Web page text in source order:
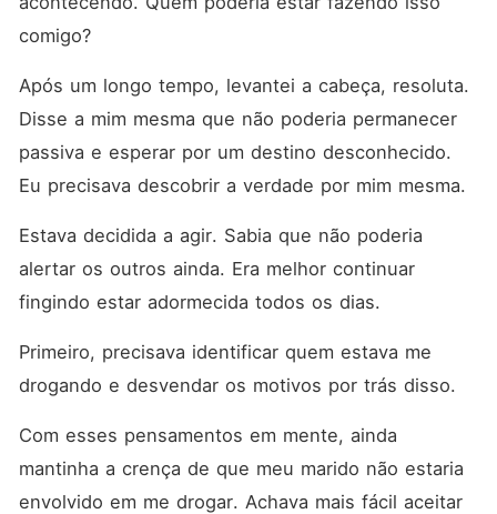
comigo?
Após um longo tempo, levantei a cabeça, resoluta.
Disse a mim mesma que não poderia permanecer
passiva e esperar por um destino desconhecido.
Eu precisava descobrir a verdade por mim mesma.
Estava decidida a agir. Sabia que não poderia
alertar os outros ainda. Era melhor continuar
fingindo estar adormecida todos os dias.
Primeiro, precisava identificar quem estava me
drogando e desvendar os motivos por trás disso.
Com esses pensamentos em mente, ainda
mantinha a crença de que meu marido não estaria
envolvido em me drogar. Achava mais fácil aceitar